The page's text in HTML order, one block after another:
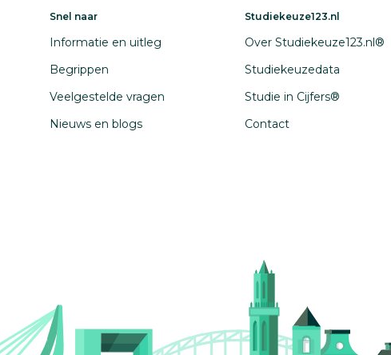
Snel naar
Informatie en uitleg
Begrippen
Veelgestelde vragen
Nieuws en blogs
Studiekeuze123.nl
Over Studiekeuze123.nl®
Studiekeuzedata
Studie in Cijfers®
Contact